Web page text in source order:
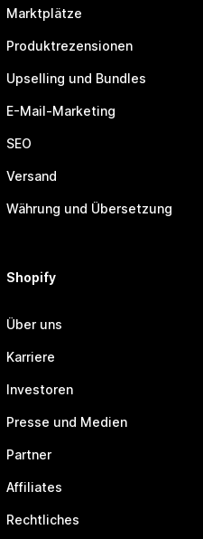
Marktplätze
Produktrezensionen
Upselling und Bundles
E-Mail-Marketing
SEO
Versand
Währung und Übersetzung
Shopify
Über uns
Karriere
Investoren
Presse und Medien
Partner
Affiliates
Rechtliches